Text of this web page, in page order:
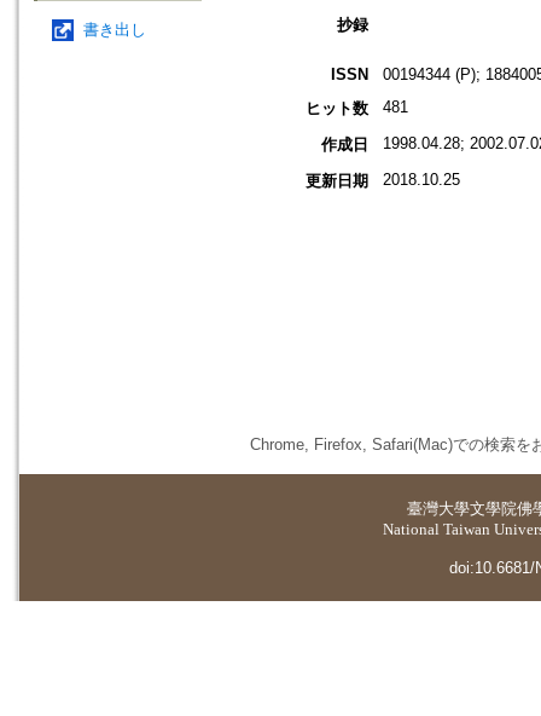
書き出し
抄録
ISSN
00194344 (P);
ヒット数
481
作成日 1998.04.28;
更新日期 2018.10.25
Chrome, Firefox, Safari(Mac)での検索を
臺灣大學文學院佛
National Taiwan
doi:10.6681/